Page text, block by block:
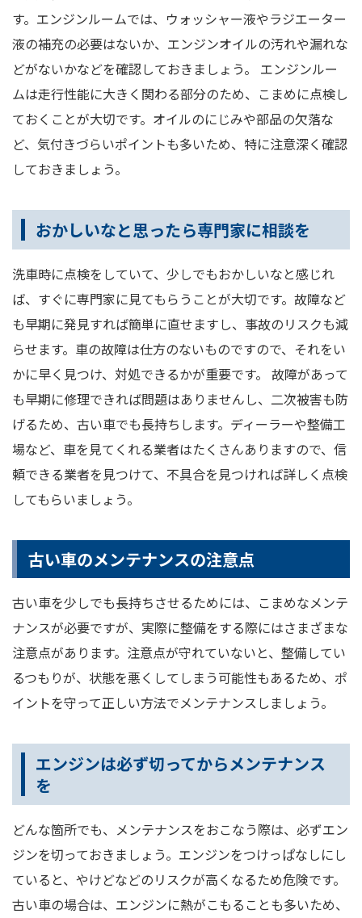
す。エンジンルームでは、ウォッシャー液やラジエーター
液の補充の必要はないか、エンジンオイルの汚れや漏れな
どがないかなどを確認しておきましょう。 エンジンルー
ムは走行性能に大きく関わる部分のため、こまめに点検し
ておくことが大切です。オイルのにじみや部品の欠落な
ど、気付きづらいポイントも多いため、特に注意深く確認
しておきましょう。
おかしいなと思ったら専門家に相談を
洗車時に点検をしていて、少しでもおかしいなと感じれ
ば、すぐに専門家に見てもらうことが大切です。故障など
も早期に発見すれば簡単に直せますし、事故のリスクも減
らせます。車の故障は仕方のないものですので、それをい
かに早く見つけ、対処できるかが重要です。 故障があって
も早期に修理できれば問題はありませんし、二次被害も防
げるため、古い車でも長持ちします。ディーラーや整備工
場など、車を見てくれる業者はたくさんありますので、信
頼できる業者を見つけて、不具合を見つければ詳しく点検
してもらいましょう。
古い車のメンテナンスの注意点
古い車を少しでも長持ちさせるためには、こまめなメンテ
ナンスが必要ですが、実際に整備をする際にはさまざまな
注意点があります。注意点が守れていないと、整備してい
るつもりが、状態を悪くしてしまう可能性もあるため、ポ
イントを守って正しい方法でメンテナンスしましょう。
エンジンは必ず切ってからメンテナンス
を
どんな箇所でも、メンテナンスをおこなう際は、必ずエン
ジンを切っておきましょう。エンジンをつけっぱなしにし
ていると、やけどなどのリスクが高くなるため危険です。
古い車の場合は、エンジンに熱がこもることも多いため、